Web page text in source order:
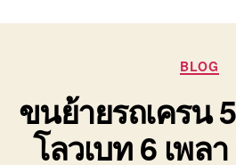
ติดต่
BLOG
ขนย้ายรถเครน
โลวเบท 6 เพล